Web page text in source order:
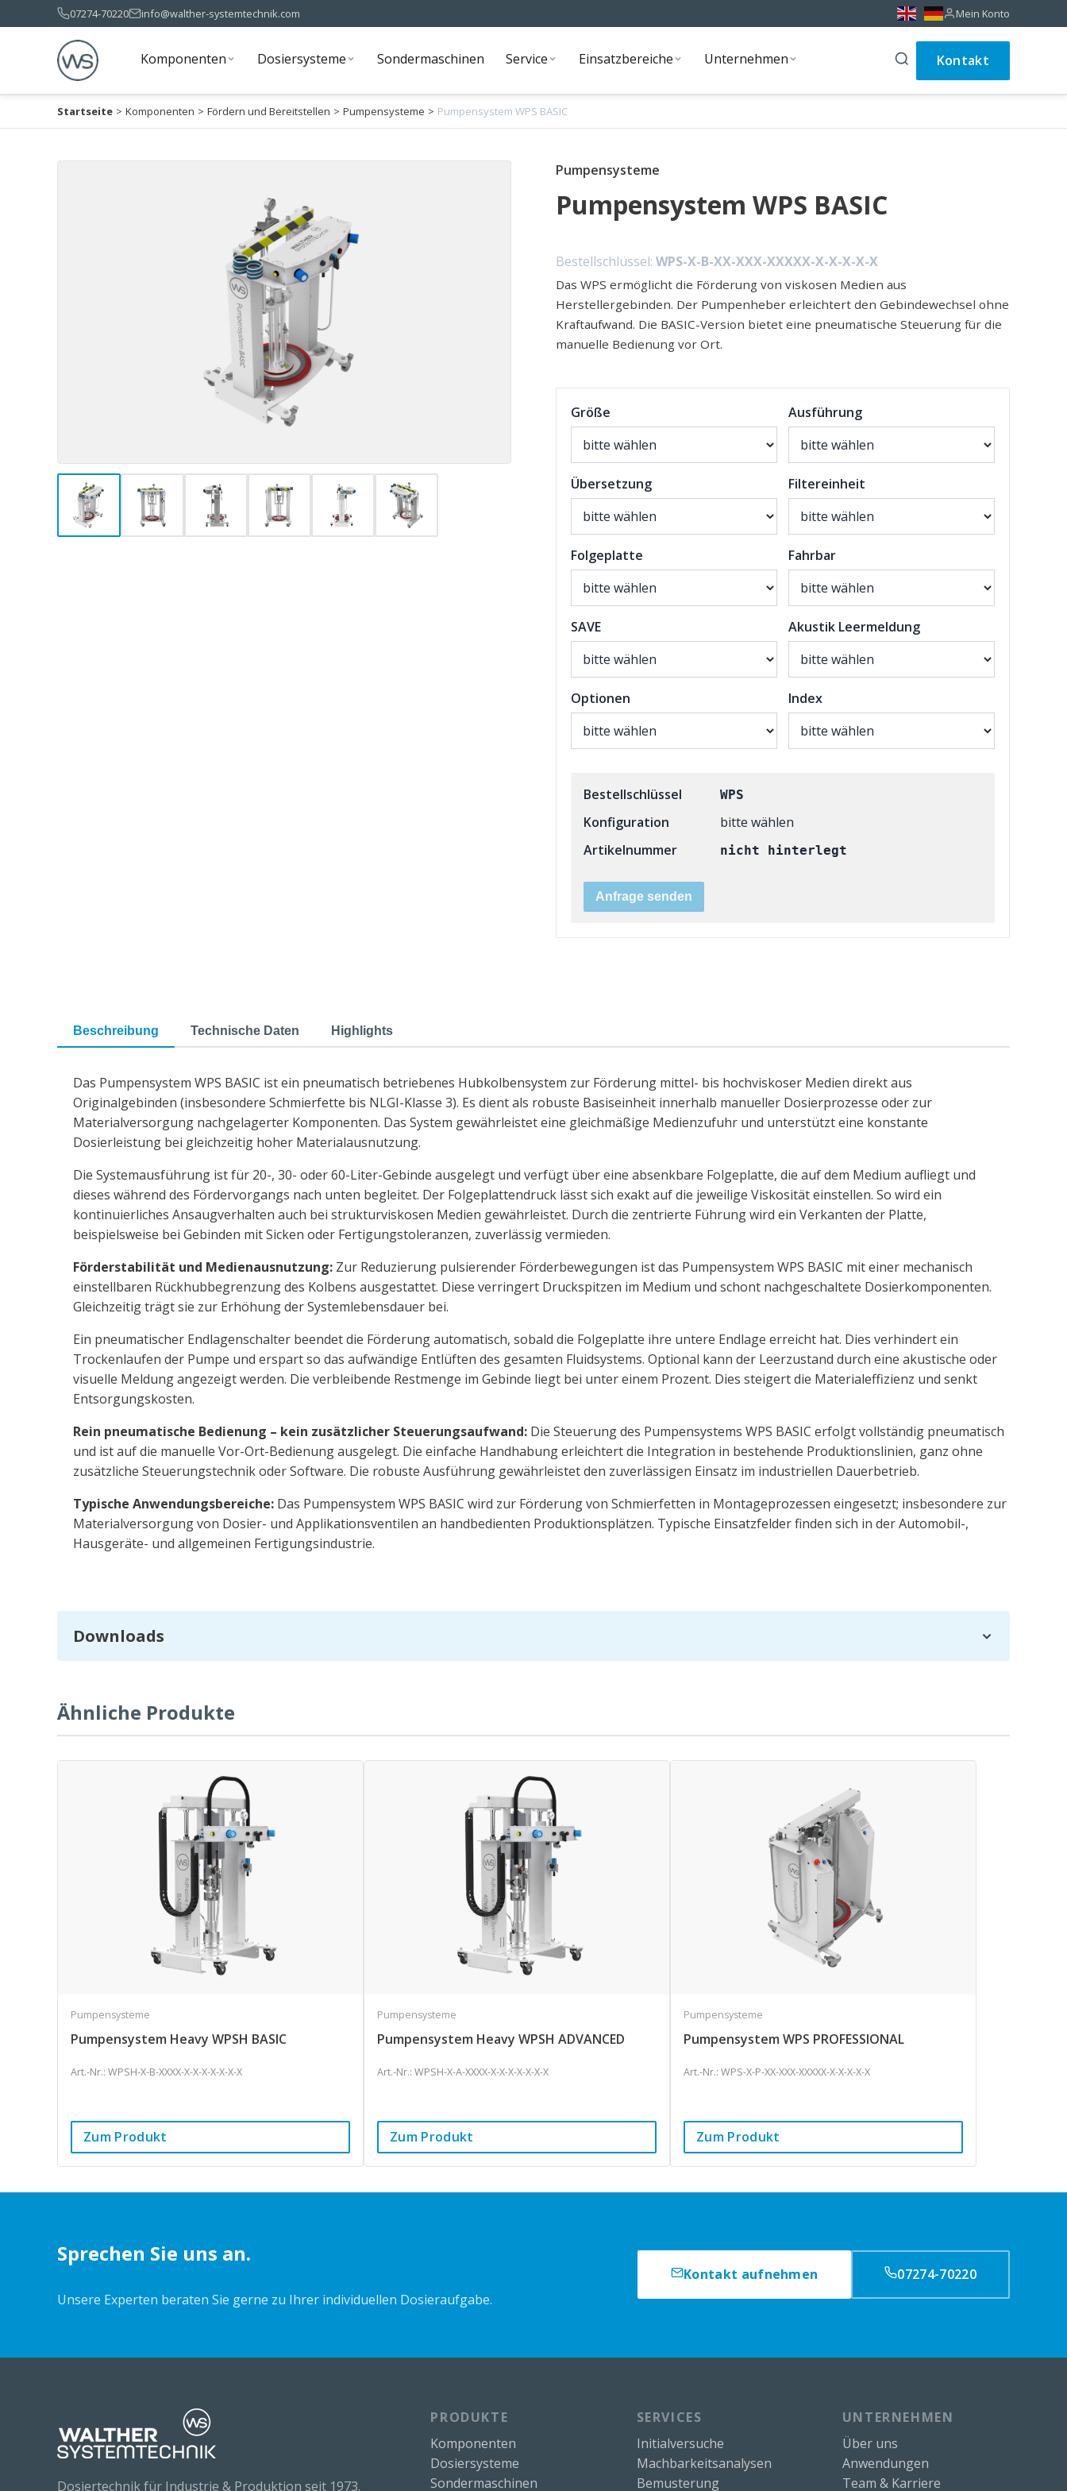
07274-70220 info@walther-systemtechnik.com Mein Konto
Komponenten
Dosiersysteme
Sondermaschinen
Service
Einsatzbereiche
Unternehmen
Kontakt
Startseite > Komponenten > Fördern und Bereitstellen > Pumpensysteme > Pumpensystem WPS BASIC
Pumpensysteme
Pumpensystem WPS BASIC
Bestellschlüssel: WPS-X-B-XX-XXX-XXXXX-X-X-X-X-X
Das WPS ermöglicht die Förderung von viskosen Medien aus
Herstellergebinden. Der Pumpenheber erleichtert den Gebindewechsel ohne
Kraftaufwand. Die BASIC-Version bietet eine pneumatische Steuerung für die
manuelle Bedienung vor Ort.
Größe Ausführung
Übersetzung Filtereinheit
Folgeplatte Fahrbar
SAVE Akustik Leermeldung
Optionen Index
Bestellschlüssel WPS
Konfiguration
bitte wählen
Artikelnummer
nicht hinterlegt
Anfrage senden
Beschreibung Technische Daten Highlights
Das Pumpensystem WPS BASIC ist ein pneumatisch betriebenes Hubkolbensystem zur Förderung mittel- bis hochviskoser Medien direkt aus
Originalgebinden (insbesondere Schmierfette bis NLGI-Klasse 3). Es dient als robuste Basiseinheit innerhalb manueller Dosierprozesse oder zur
Materialversorgung nachgelagerter Komponenten. Das System gewährleistet eine gleichmäßige Medienzufuhr und unterstützt eine konstante
Dosierleistung bei gleichzeitig hoher Materialausnutzung.
Die Systemausführung ist für 20-, 30- oder 60-Liter-Gebinde ausgelegt und verfügt über eine absenkbare Folgeplatte, die auf dem Medium aufliegt und
dieses während des Fördervorgangs nach unten begleitet. Der Folgeplattendruck lässt sich exakt auf die jeweilige Viskosität einstellen. So wird ein
kontinuierliches Ansaugverhalten auch bei strukturviskosen Medien gewährleistet. Durch die zentrierte Führung wird ein Verkanten der Platte,
beispielsweise bei Gebinden mit Sicken oder Fertigungstoleranzen, zuverlässig vermieden.
Förderstabilität und Medienausnutzung: Zur Reduzierung pulsierender Förderbewegungen ist das Pumpensystem WPS BASIC mit einer mechanisch
einstellbaren Rückhubbegrenzung des Kolbens ausgestattet. Diese verringert Druckspitzen im Medium und schont nachgeschaltete Dosierkomponenten.
Gleichzeitig trägt sie zur Erhöhung der Systemlebensdauer bei.
Ein pneumatischer Endlagenschalter beendet die Förderung automatisch, sobald die Folgeplatte ihre untere Endlage erreicht hat. Dies verhindert ein
Trockenlaufen der Pumpe und erspart so das aufwändige Entlüften des gesamten Fluidsystems. Optional kann der Leerzustand durch eine akustische oder
visuelle Meldung angezeigt werden. Die verbleibende Restmenge im Gebinde liegt bei unter einem Prozent. Dies steigert die Materialeffizienz und senkt
Entsorgungskosten.
Rein pneumatische Bedienung – kein zusätzlicher Steuerungsaufwand: Die Steuerung des Pumpensystems WPS BASIC erfolgt vollständig pneumatisch
und ist auf die manuelle Vor-Ort-Bedienung ausgelegt. Die einfache Handhabung erleichtert die Integration in bestehende Produktionslinien, ganz ohne
zusätzliche Steuerungstechnik oder Software. Die robuste Ausführung gewährleistet den zuverlässigen Einsatz im industriellen Dauerbetrieb.
Typische Anwendungsbereiche: Das Pumpensystem WPS BASIC wird zur Förderung von Schmierfetten in Montageprozessen eingesetzt; insbesondere zur
Materialversorgung von Dosier- und Applikationsventilen an handbedienten Produktionsplätzen. Typische Einsatzfelder finden sich in der Automobil-,
Hausgeräte- und allgemeinen Fertigungsindustrie.
Downloads
Ähnliche Produkte
Pumpensysteme
Pumpensystem Heavy WPSH BASIC
Art.-Nr.: WPSH-X-B-XXXX-X-X-X-X-X-X-X
Zum Produkt
Pumpensysteme
Pumpensystem Heavy WPSH ADVANCED
Art.-Nr.: WPSH-X-A-XXXX-X-X-X-X-X-X-X
Zum Produkt
Pumpensysteme
Pumpensystem WPS PROFESSIONAL
Art.-Nr.: WPS-X-P-XX-XXX-XXXXX-X-X-X-X-X
Zum Produkt
Sprechen Sie uns an.
Unsere Experten beraten Sie gerne zu Ihrer individuellen Dosieraufgabe.
Kontakt aufnehmen 07274-70220
Dosiertechnik für Industrie & Produktion seit 1973.
PRODUKTE
Komponenten
Dosiersysteme
Sondermaschinen
SERVICES
Initialversuche
Machbarkeitsanalysen
Bemusterung
UNTERNEHMEN
Über uns
Anwendungen
Team & Karriere